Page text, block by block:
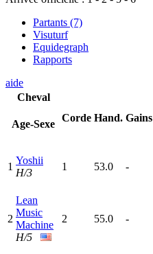
Partants (7)
Visuturf
Equidegraph
Rapports
aide
Cheval
Age-Sexe
Corde Hand. Gains
1
Yoshii
H/3
1 53.0 -
2
Lean
Music
Machine
H/5
2 55.0 -